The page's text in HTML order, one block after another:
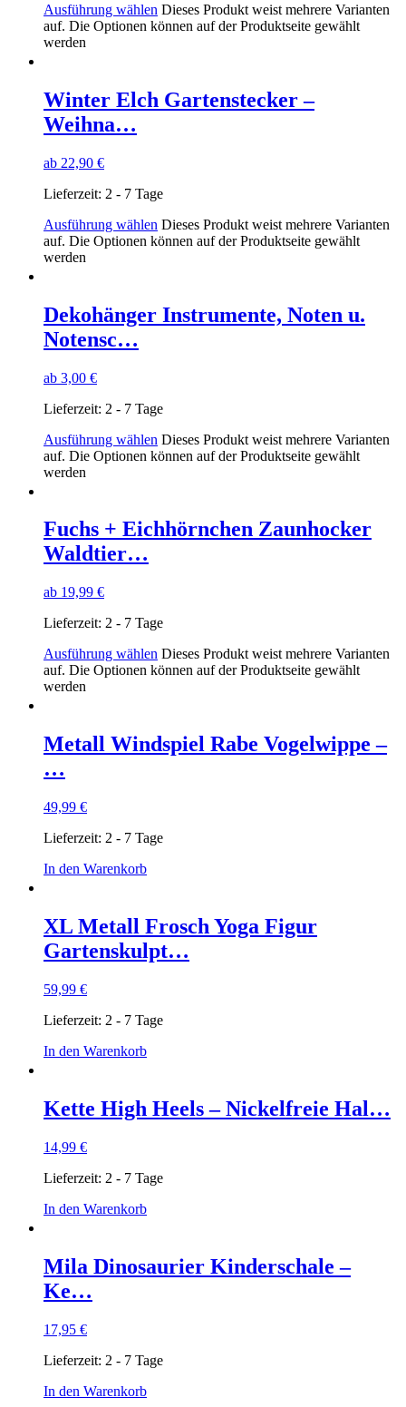
Ausführung wählen Dieses Produkt weist mehrere Varianten
auf. Die Optionen können auf der Produktseite gewählt
werden
Winter Elch Gartenstecker –
Weihna…
ab 22,90 €
Lieferzeit: 2 - 7 Tage
Ausführung wählen Dieses Produkt weist mehrere Varianten
auf. Die Optionen können auf der Produktseite gewählt
werden
Dekohänger Instrumente, Noten u.
Notensc…
ab 3,00 €
Lieferzeit: 2 - 7 Tage
Ausführung wählen Dieses Produkt weist mehrere Varianten
auf. Die Optionen können auf der Produktseite gewählt
werden
Fuchs + Eichhörnchen Zaunhocker
Waldtier…
ab 19,99 €
Lieferzeit: 2 - 7 Tage
Ausführung wählen Dieses Produkt weist mehrere Varianten
auf. Die Optionen können auf der Produktseite gewählt
werden
Metall Windspiel Rabe Vogelwippe –
…
49,99 €
Lieferzeit: 2 - 7 Tage
In den Warenkorb
XL Metall Frosch Yoga Figur
Gartenskulpt…
59,99 €
Lieferzeit: 2 - 7 Tage
In den Warenkorb
Kette High Heels – Nickelfreie Hal…
14,99 €
Lieferzeit: 2 - 7 Tage
In den Warenkorb
Mila Dinosaurier Kinderschale –
Ke…
17,95 €
Lieferzeit: 2 - 7 Tage
In den Warenkorb